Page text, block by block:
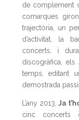
de complement
comarques
trajectòria, un
d’activitat, la
concerts, i
discogràfica, els
temps, editant
demostrada
L’any 2013,Ja
cinc concerts